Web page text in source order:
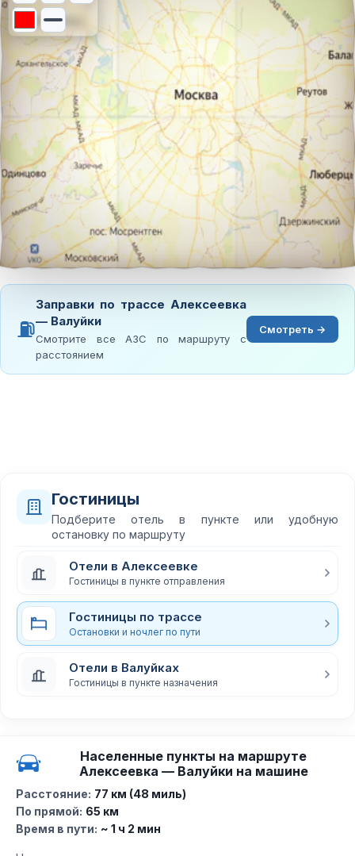
⛽
Заправки по трассе Алексеевка
— Валуйки
Смотрите все АЗС по маршруту с
расстоянием
Смотреть →
Гостиницы
Подберите отель в пункте или удобную
остановку по маршруту
Отели в Алексеевке
Гостиницы в пункте отправления
Гостиницы по трассе
Остановки и ночлег по пути
Отели в Валуйках
Гостиницы в пункте назначения
Населенные пункты на маршруте
Алексеевка — Валуйки на машине
Расстояние: 77 км (48 миль)
По прямой: 65 км
Время в пути: ~ 1 ч 2 мин